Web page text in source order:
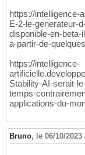
https://intelligence-
E-2-le-generateur-
disponible-en-
a-partir-de-
https://intelligence-
Stability-AI-serait-
temps-
applications-du-
Bruno, le 06/10/2023